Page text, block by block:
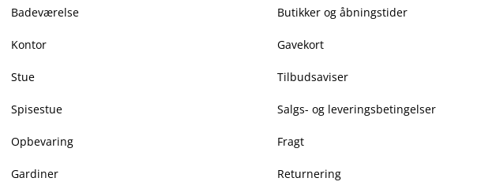
Badeværelse
Kontor
Stue
Spisestue
Opbevaring
Gardiner
Butikker og åbningstider
Gavekort
Tilbudsaviser
Salgs- og leveringsbetingelser
Fragt
Returnering